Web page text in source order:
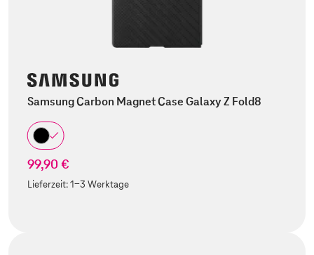
Samsung Carbon Magnet Case Galaxy Z Fold8
99,90 €
Lieferzeit:1-3 Werktage